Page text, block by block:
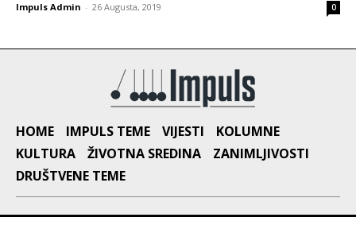
Impuls Admin - 26 Augusta, 2019 0
HOME IMPULS TEME VIJESTI
KOLUMNE
KULTURA
ŽIVOTNA SREDINA
ZANIMLJIVOSTI
DRUŠTVENE TEME